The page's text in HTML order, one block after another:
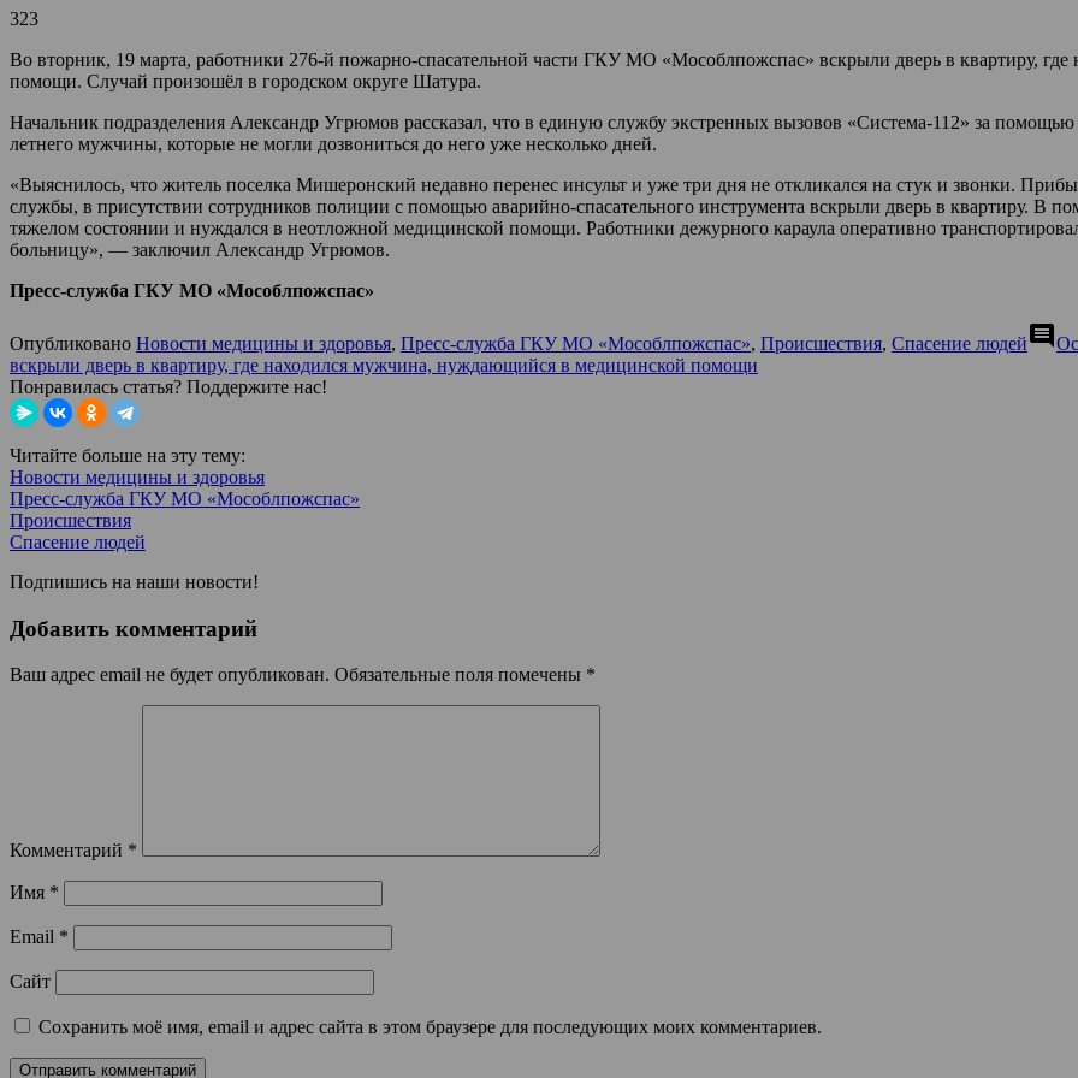
323
Во вторник, 19 марта, работники 276-й пожарно-спасательной части ГКУ МО «Мособлпожспас» вскрыли дверь в квартиру,
помощи. Случай произошёл в городском округе Шатура.
Начальник подразделения Александр Угрюмов рассказал, что в единую службу экстренных вызовов «Система-112» за
летнего мужчины, которые не могли дозвониться до него уже несколько дней.
«Выяснилось, что житель поселка Мишеронский недавно перенес инсульт и уже три дня не откликался на стук и звонки.
службы, в присутствии сотрудников полиции с помощью аварийно-спасательного инструмента вскрыли дверь в квартиру. В
тяжелом состоянии и нуждался в неотложной медицинской помощи. Работники дежурного караула оперативно
больницу», — заключил Александр Угрюмов.
Пресс-служба ГКУ МО «Мособлпожспас»
Опубликовано Новости медицины и здоровья, Пресс-служба ГКУ МО «Мособлпожспас», Происшествия, Спасение людейcomment
вскрыли дверь в квартиру, где находился мужчина, нуждающийся в медицинской помощи
Понравилась статья? Поддержите нас!
Читайте больше на эту тему:
Новости медицины и здоровья
Пресс-служба ГКУ МО «Мособлпожспас»
Происшествия
Спасение людей
Подпишись на наши новости!
Добавить комментарий
Ваш адрес email не будет опубликован. Обязательные поля помечены *
Комментарий *
Имя *
Email *
Сайт
Сохранить моё имя, email и адрес сайта в этом браузере для последующих моих комментариев.